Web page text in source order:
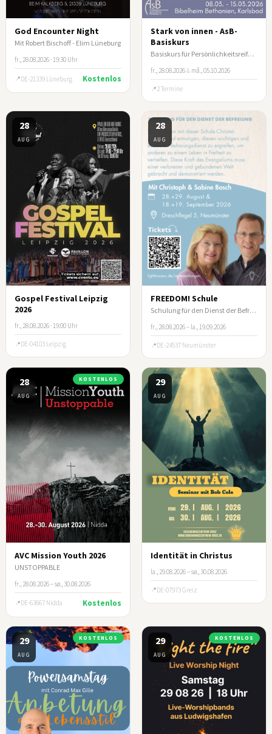
God Encounter Night
Mit Robert Bischoff - Elim Lüneburg
fr., 28.08.2026 · 19:30 Uhr
DE-21339 Lüneburg Kostenlos
Stark von innen - AsB-
Basiskurs
Basiskurs für Persönlichkeitsreifung und Beziehungskompetenz
fr., 28.08.2026& må., 05.10.2026
2 Termine
28
AUG
Gospel Festival Leipzig
2026
fr., 28.08.2026 · 19:00 Uhr
DE-04103 Leipzig
28
AUG
FREEDOM! Schule
Schulung für den Dienst der Befreiung
fr., 28.08.2026 – la., 19.09.2026
DE-24537 Neumünster
28
AUG
KOSTENLOS
AVC Mission Youth 2026
UNSTOPPABLE
fr., 28.08.2026 – sø., 30.08.2026
DE-63667 Nidda Kostenlos
29
AUG
Identität in Christus
la., 29.08.2026 – sø., 30.08.2026
DE-07973 Greiz
29
AUG
KOSTENLOS 29
AUG
KOSTENLOS